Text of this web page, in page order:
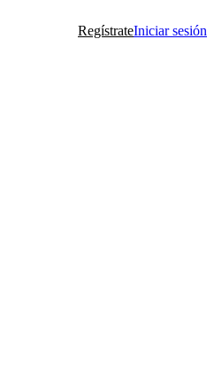
RegístrateIniciar sesión